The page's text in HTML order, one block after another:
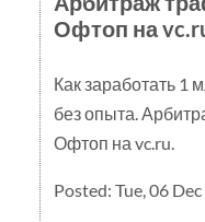
Офтоп на
Как заработать 1
без опыта.
Офтоп на vc.ru.
Posted: Tue, 06